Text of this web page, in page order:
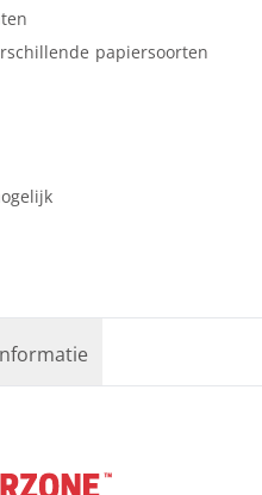
papiersoorten